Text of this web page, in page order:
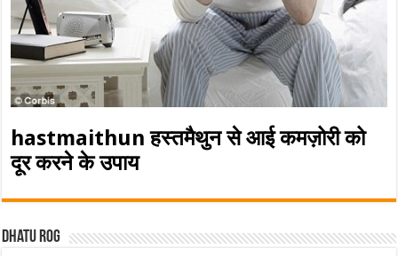
hastmaithun हस्तमैथुन से आई कमज़ोरी को
दूर करने के उपाय
Dhatu rog